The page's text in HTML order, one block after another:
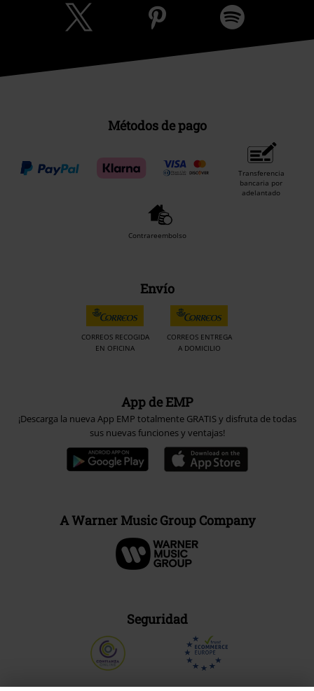
Métodos de pago
Transferencia
bancaria por
adelantado
Contrareembolso
Envío
CORREOS RECOGIDA
EN OFICINA
CORREOS ENTREGA
A DOMICILIO
App de EMP
¡Descarga la nueva App EMP totalmente GRATIS y disfruta de todas
sus nuevas funciones y ventajas!
A Warner Music Group Company
Seguridad